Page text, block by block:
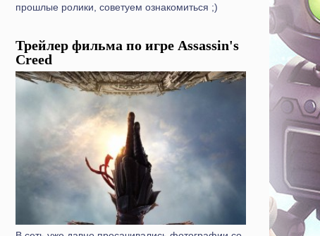
прошлые ролики, советуем ознакомиться ;)
Трейлер фильма по игре Assassin's
Creed